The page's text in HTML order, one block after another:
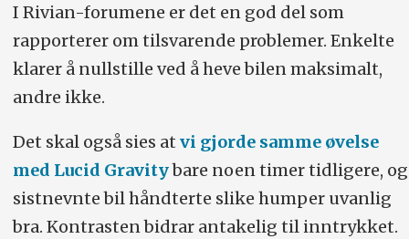
I Rivian-forumene er det en god del som
rapporterer om tilsvarende problemer. Enkelte
klarer å nullstille ved å heve bilen maksimalt,
andre ikke.
Det skal også sies at vi gjorde samme øvelse
med Lucid Gravitybare noen timer tidligere, og
sistnevnte bil håndterte slike humper uvanlig
bra. Kontrasten bidrar antakelig til inntrykket.